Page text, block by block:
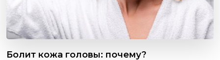
Болит кожа головы: почему?